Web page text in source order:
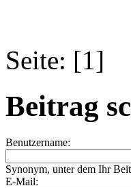
Seite: [1]
Beitrag
Benutzername:
Synonym, unter dem Ihr
E-Mail: